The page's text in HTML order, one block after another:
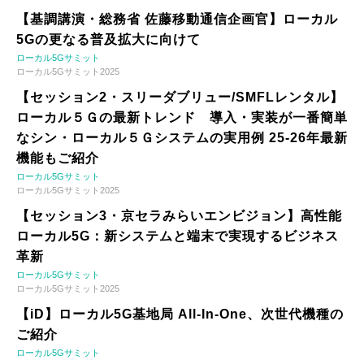
【基調講演・総務省 佐藤移動通信企画官】ローカル
5Gの更なる普及拡大に向けて
ローカル5Gサミット
ローカル5Gサミット2025
【セッション2・スリーダブリュー/SMFLレンタル】
ローカル５Ｇの最新トレンド 導入・実装が一番簡単
なシン・ローカル５Ｇシステムの実用例 25-26年最新
機能もご紹介
ローカル5Gサミット
ローカル5Gサミット2025
【セッション3・京セラみらいエンビジョン】高性能
ローカル5G：新システムと端末で実現するビジネス
革新
ローカル5Gサミット
ローカル5Gサミット2025
【iD】ローカル5G基地局 All-In-One、次世代機種の
ご紹介
ローカル5Gサミット